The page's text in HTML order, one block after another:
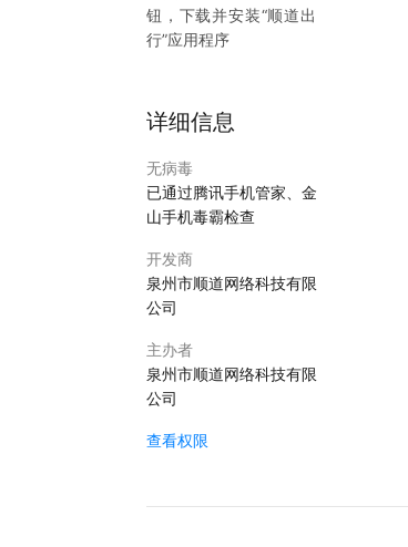
钮，下载并安装“顺道出
行”应用程序
详细信息
无病毒
已通过腾讯手机管家、金
山手机毒霸检查
开发商
泉州市顺道网络科技有限
公司
主办者
泉州市顺道网络科技有限
公司
查看权限